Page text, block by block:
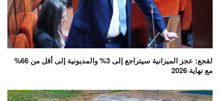
لقجع: عجز الميزانية سيتراجع إلى 3% والمديونية إلى أقل من 66%
مع نهاية 2026